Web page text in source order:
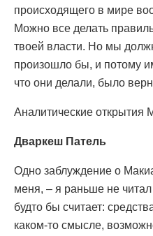
происходящего в мире
Можно все делать
твоей власти. Но мы
произошло бы, и потому
что они делали, было
Аналитические открытия
Дваркеш Патель
Одно заблуждение о
меня, – я раньше не читал
будто бы считает:
каком-то смысле,